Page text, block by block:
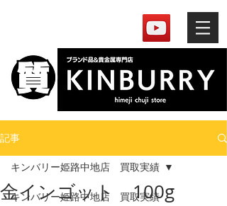
記事
キンバリー姫路中地店 買取実績
キンバリー姫路中地店 買取実績
金インゴット 100g